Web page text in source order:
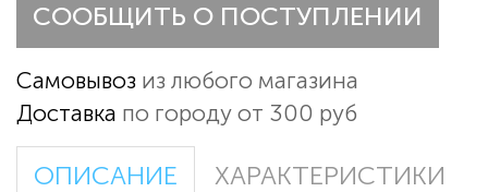
СООБЩИТЬ О ПОСТУПЛЕНИИ
Самовывоз из любого магазина
Доставка по городу от 300 руб
ОПИСАНИЕ ХАРАКТЕРИСТИКИ